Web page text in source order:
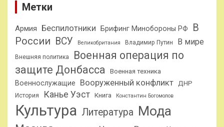
Метки
Армия Беспилотники Брифинг Минобороны РФ
В
России ВСУ Великобритания Владимир Путин В мире
Внешняя политика
Военная операция по
защите Донбасса
Военная техника
Военнослужащие Вооруженный конфликт ДНР
История Канье Уэст Книга Константин Богомолов
Культура Литература Мода